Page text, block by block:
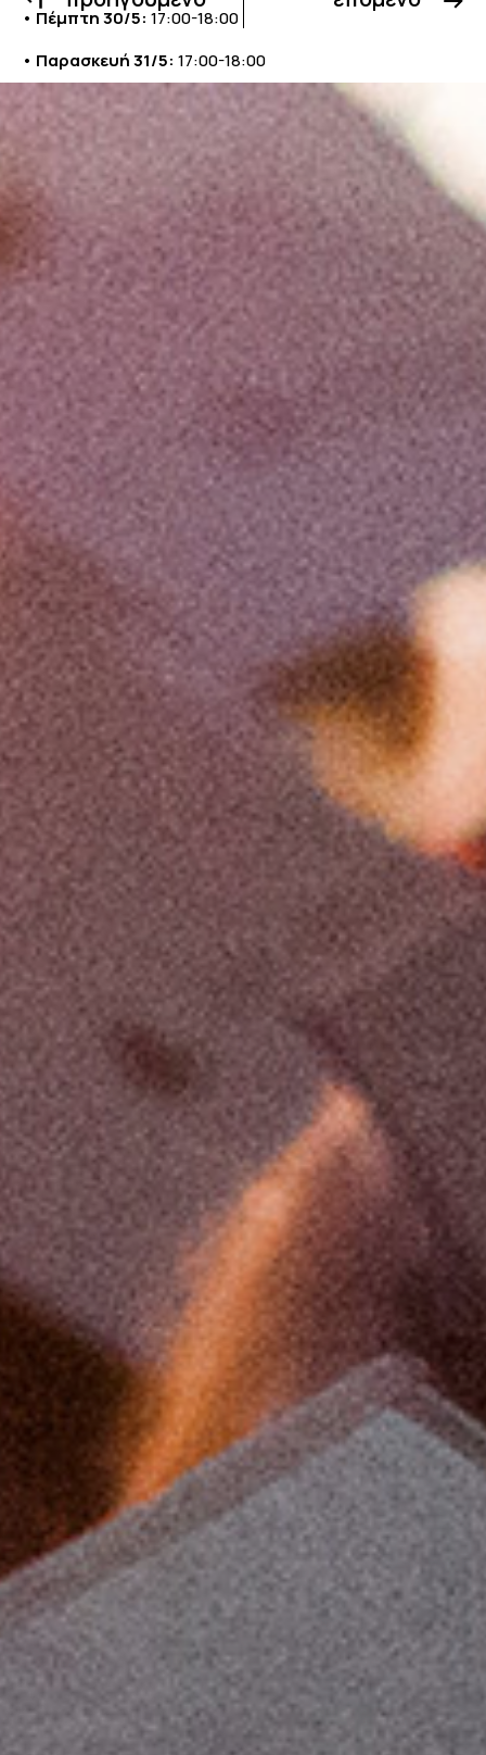
• Πέμπτη 30/5: 17:00-18:00
• Παρασκευή 31/5: 17:00-18:00
Που
: Μητροπολιτικό Κολλέγιο,
CAMPUS ΠΕΙΡΑΙΑ
(Κολοκοτρώνη 110, Πλατεία Τερψιθέας)
Λίγα λόγια για τις Ημέρες Θάλασσας:
Με το σύνθημα #ΠάμεΠειραιά, ο Δήμος Πειραιά
προσκαλεί όλους να συμμετέχουν στις οργανωμένες
δράσεις του θεσμού «Ημέρες Θάλασσας», που φέτος,
γιορτάζεται για 10η χρονιά. Από τις 24 Μαΐου έως τις 2
Ιουνίου 2024, ο Πειραιάς γίνεται το κέντρο του
πολιτισμού προσφέροντας μια ευρεία γκάμα
δραστηριοτήτων και εκδηλώσεων, όπως εκθέσεις,
συναυλίες, εργαστήρια και ξεναγήσεις στο λιμάνι, σε
πολλά ιστορικά αξιοθέατα και γειτονιές στενά
συνδεδεμένες με το χώρο της ναυτιλίας.
Οι θέσεις έχουν συμπληρωθεί. Σας
ευχαριστούμε όλους για το ενδιαφέρον
και τη συμμετοχή σας!